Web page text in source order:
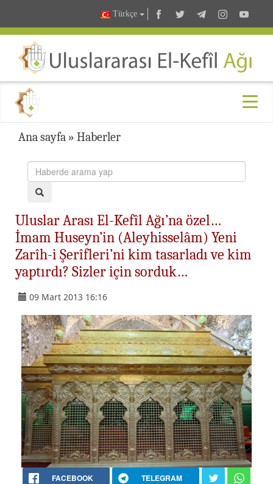
Türkçe
Ana sayfa » Haberler
Uluslar Arası El-Kefîl Ağı’na özel…
İmam Huseyn’in (Aleyhisselâm) Yeni
Zarîh-i Şerîfleri’ni kim tasarladı ve kim
yaptırdı? Sizler için sorduk…
09 Mart 2013 16:16
FACEBOOK TELEGRAM